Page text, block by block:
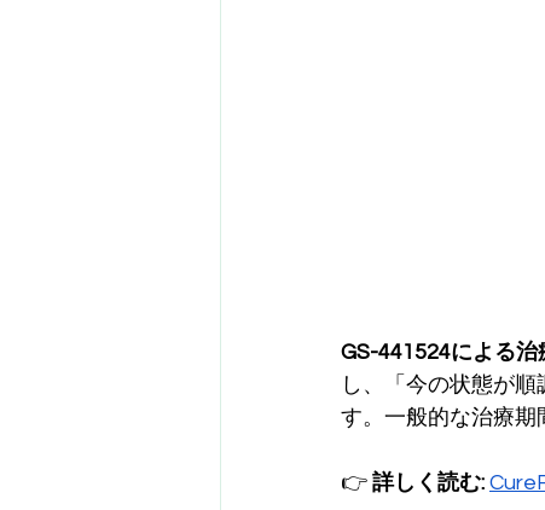
GS-441524による治
し、「今の状態が
す。一般的な治療期
👉 詳しく読む: